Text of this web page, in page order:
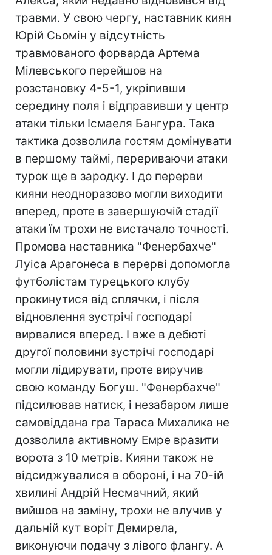
травми. У свою чергу, наставник киян
Юрій Сьомін у відсутність
травмованого форварда Артема
Мілевського перейшов на
розстановку 4-5-1, укріпивши
середину поля і відправивши у центр
атаки тільки Ісмаеля Бангура. Така
тактика дозволила гостям домінувати
в першому таймі, перериваючи атаки
турок ще в зародку. І до перерви
кияни неодноразово могли виходити
вперед, проте в завершуючій стадії
атаки їм трохи не вистачало точності.
Промова наставника "Фенербахче"
Луіса Арагонеса в перерві допомогла
футболістам турецького клубу
прокинутися від сплячки, і після
відновлення зустрічі господарі
вирвалися вперед. І вже в дебюті
другої половини зустрічі господарі
могли лідирувати, проте виручив
свою команду Богуш. "Фенербахче"
підсилював натиск, і незабаром лише
самовіддана гра Тараса Михалика не
дозволила активному Емре вразити
ворота з 10 метрів. Кияни також не
відсиджувалися в обороні, і на 70-ій
хвилині Андрій Несмачний, який
вийшов на заміну, трохи не влучив у
дальній кут воріт Демирела,
виконуючи подачу з лівого флангу. А